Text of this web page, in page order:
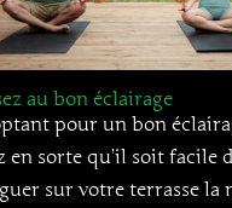
au bon éclairage
pour un bon
en sorte qu’il soit facile
sur votre terrasse la